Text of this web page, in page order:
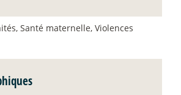
Santé maternelle, Violences